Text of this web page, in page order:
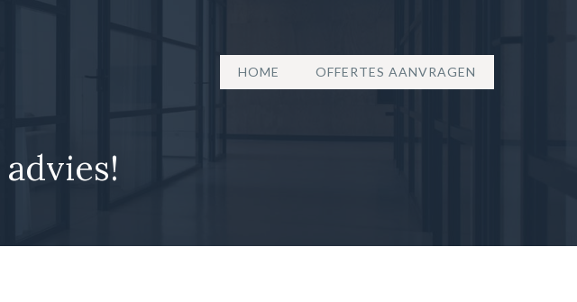
HOME OFFERTES AANVRAGEN